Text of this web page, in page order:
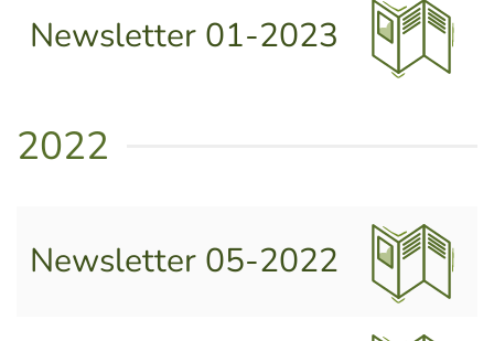
Newsletter 01-2023
2022
Newsletter 05-2022